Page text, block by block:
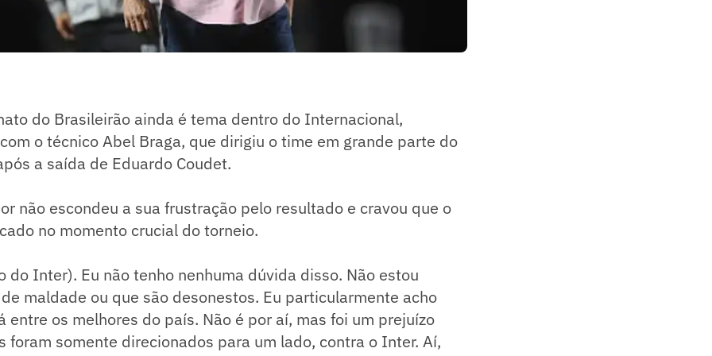
do Brasileirão ainda é tema dentro do Internacional,
o técnico Abel Braga, que dirigiu o time em grande parte do
a saída de Eduardo Coudet.
não escondeu a sua frustração pelo resultado e cravou que o
no momento crucial do torneio.
do Inter). Eu não tenho nenhuma dúvida disso. Não estou
maldade ou que são desonestos. Eu particularmente acho
entre os melhores do país. Não é por aí, mas foi um prejuízo
foram somente direcionados para um lado, contra o Inter. Aí,